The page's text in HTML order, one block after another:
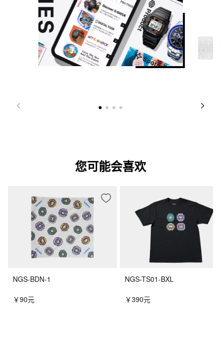
您可能会喜欢
NGS-BDN-1
￥90元
NGS-TS01-BXL
￥390元